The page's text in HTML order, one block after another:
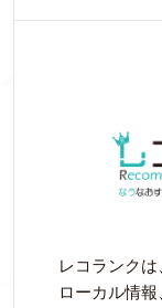
レコランク
ローカル情